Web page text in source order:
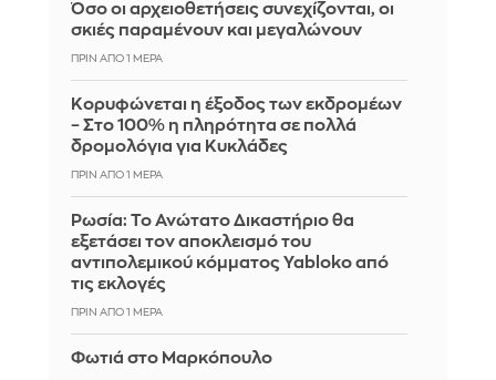
Όσο οι αρχειοθετήσεις συνεχίζονται, οι
σκιές παραμένουν και μεγαλώνουν
ΠΡΙΝ ΑΠΌ 1 ΜΈΡΑ
Κορυφώνεται η έξοδος των εκδρομέων
– Στο 100% η πληρότητα σε πολλά
δρομολόγια για Κυκλάδες
ΠΡΙΝ ΑΠΌ 1 ΜΈΡΑ
Ρωσία: Το Ανώτατο Δικαστήριο θα
εξετάσει τον αποκλεισμό του
αντιπολεμικού κόμματος Yabloko από
τις εκλογές
ΠΡΙΝ ΑΠΌ 1 ΜΈΡΑ
Φωτιά στο Μαρκόπουλο